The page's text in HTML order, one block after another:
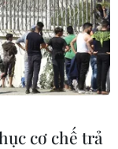
cơ chế trả